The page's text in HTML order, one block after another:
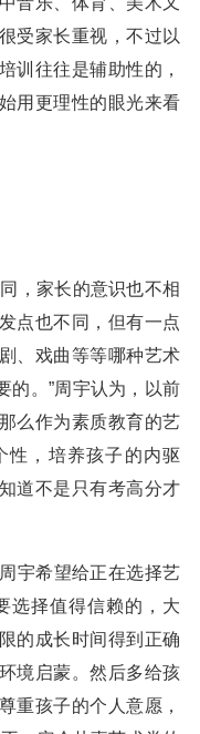
受家长重视，不过以
训往往是辅助性的，
用更理性的眼光来看
，家长的意识也不相
点也不同，但有一点
、戏曲等等哪种艺术
的。”周宇认为，以前
么作为素质教育的艺
性，培养孩子的内驱
道不是只有考高分才
宇希望给正在选择艺
选择值得信赖的，大
的成长时间得到正确
境启蒙。然后多给孩
重孩子的个人意愿，